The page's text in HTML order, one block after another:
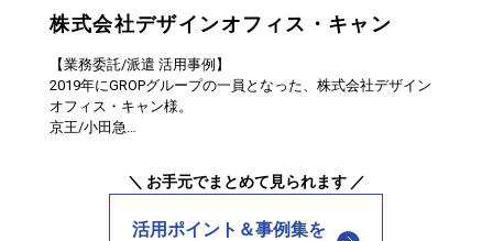
株式会社デザインオフィス・キャン
【業務委託/派遣 活用事例】
2019年にGROPグループの一員となった、株式会社デザイン
オフィス・キャン様。
京王/小田急…
＼ お手元でまとめて見られます ／
活用ポイント＆事例集を